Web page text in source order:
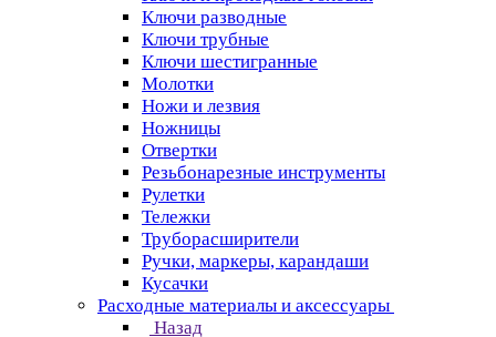
Ключи разводные
Ключи трубные
Ключи шестигранные
Молотки
Ножи и лезвия
Ножницы
Отвертки
Резьбонарезные инструменты
Рулетки
Тележки
Труборасширители
Ручки, маркеры, карандаши
Кусачки
Расходные материалы и аксессуары
Назад